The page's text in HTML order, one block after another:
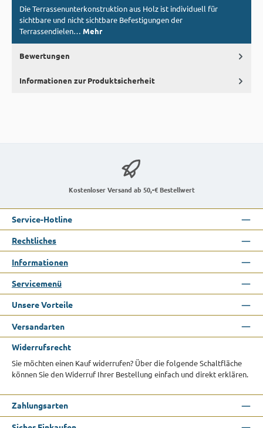
Die Terrassenunterkonstruktion aus Holz ist individuell für
sichtbare und nicht sichtbare Befestigungen der
Terrassendielen… Mehr
Bewertungen
Informationen zur Produktsicherheit
Kostenloser Versand ab 50,-€ Bestellwert
Service-Hotline
Rechtliches
Informationen
Servicemenü
Unsere Vorteile
Versandarten
Widerrufsrecht
Sie möchten einen Kauf widerrufen? Über die folgende Schaltfläche
können Sie den Widerruf Ihrer Bestellung einfach und direkt erklären.
Zahlungsarten